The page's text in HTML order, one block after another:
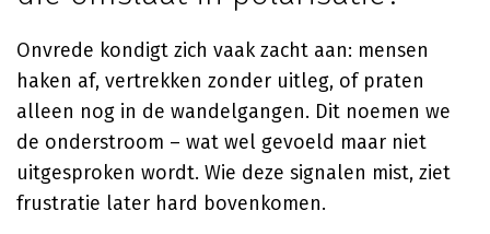
Onvrede kondigt zich vaak zacht aan: mensen
haken af, vertrekken zonder uitleg, of praten
alleen nog in de wandelgangen. Dit noemen we
de onderstroom – wat wel gevoeld maar niet
uitgesproken wordt. Wie deze signalen mist, ziet
frustratie later hard bovenkomen.